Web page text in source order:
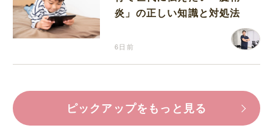
炎」の正しい知識と対処法
6日前
ピックアップをもっと見る